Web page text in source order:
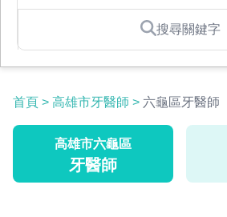
搜尋關鍵字
首頁 > 高雄市牙醫師 > 六龜區牙醫師
高雄市六龜區
牙醫師